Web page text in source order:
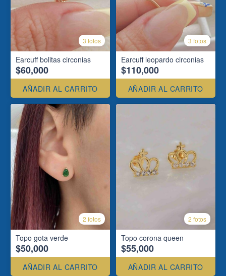
3 fotos
Earcuff bolitas circonias
$60,000
AÑADIR AL CARRITO
3 fotos
Earcuff leopardo circonias
$110,000
AÑADIR AL CARRITO
2 fotos
Topo gota verde
$50,000
AÑADIR AL CARRITO
2 fotos
Topo corona queen
$55,000
AÑADIR AL CARRITO